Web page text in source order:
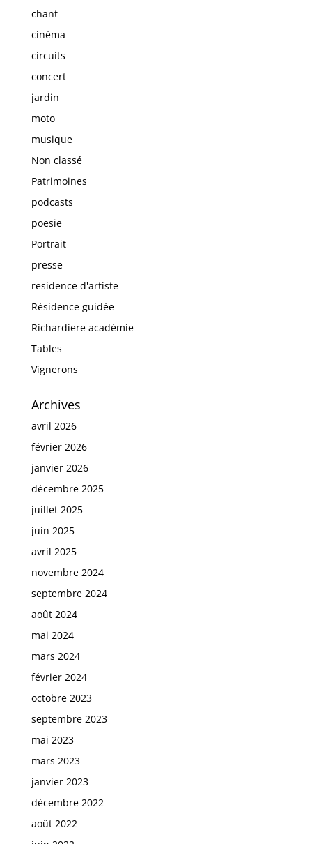
chant
cinéma
circuits
concert
jardin
moto
musique
Non classé
Patrimoines
podcasts
poesie
Portrait
presse
residence d'artiste
Résidence guidée
Richardiere académie
Tables
Vignerons
Archives
avril 2026
février 2026
janvier 2026
décembre 2025
juillet 2025
juin 2025
avril 2025
novembre 2024
septembre 2024
août 2024
mai 2024
mars 2024
février 2024
octobre 2023
septembre 2023
mai 2023
mars 2023
janvier 2023
décembre 2022
août 2022